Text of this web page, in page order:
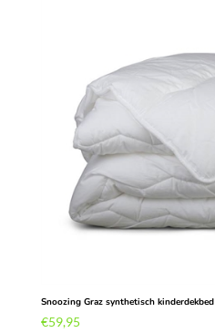
Snoozing Graz synthetisch kinderdekbed
€59,95